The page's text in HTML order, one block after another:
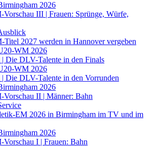
2026
Vorschau III | Frauen: Sprünge, Würfe,
Titel 2027 werden in Hannover vergeben
WM 2026
| Die DLV-Talente in den Finals
WM 2026
| Die DLV-Talente in den Vorrunden
2026
Vorschau II | Männer: Bahn
EM 2026 in Birmingham im TV und im
2026
I | Frauen: Bahn